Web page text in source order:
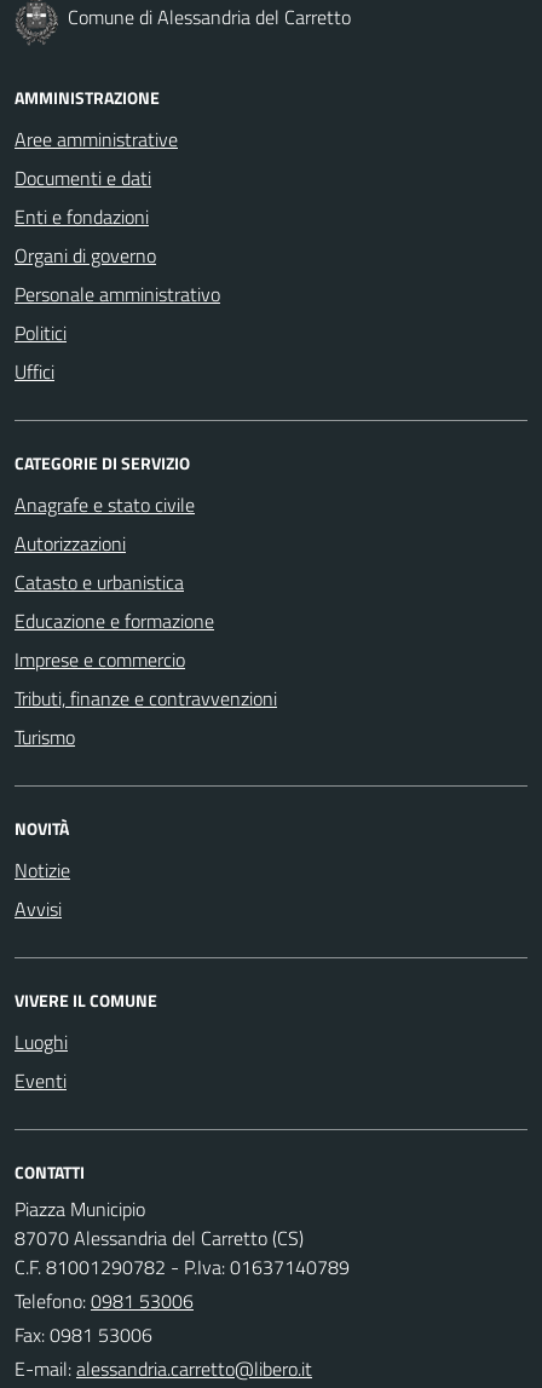
Comune di Alessandria del Carretto
AMMINISTRAZIONE
Aree amministrative
Documenti e dati
Enti e fondazioni
Organi di governo
Personale amministrativo
Politici
Uffici
CATEGORIE DI SERVIZIO
Anagrafe e stato civile
Autorizzazioni
Catasto e urbanistica
Educazione e formazione
Imprese e commercio
Tributi, finanze e contravvenzioni
Turismo
NOVITÀ
Notizie
Avvisi
VIVERE IL COMUNE
Luoghi
Eventi
CONTATTI
Piazza Municipio
87070 Alessandria del Carretto (CS)
C.F. 81001290782 - P.Iva: 01637140789
Telefono:0981 53006
Fax: 0981 53006
E-mail: